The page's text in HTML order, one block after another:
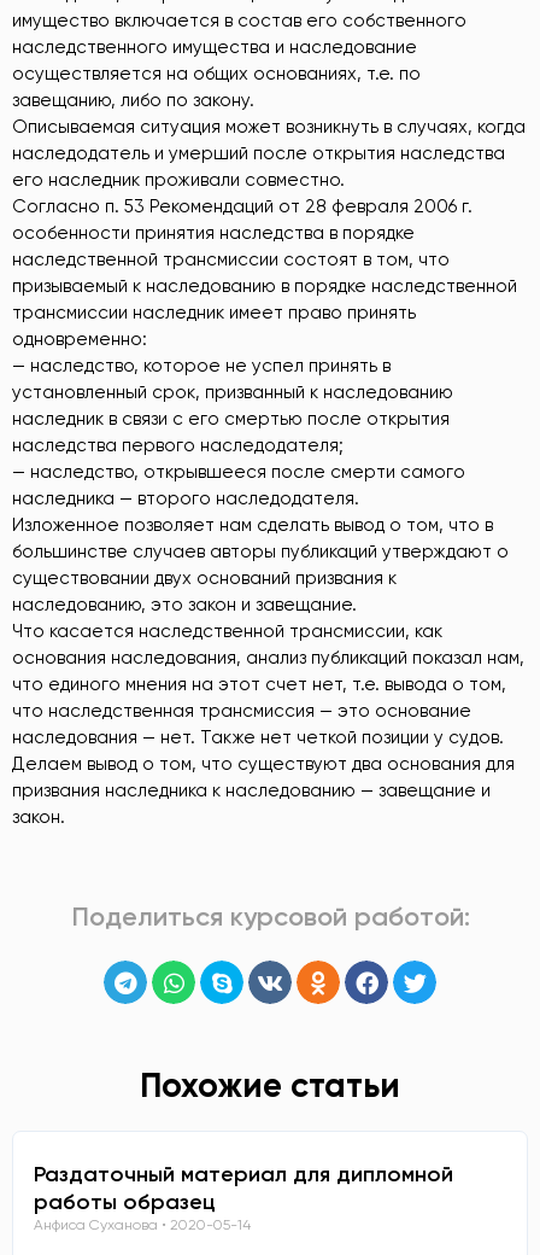
имущество включается в состав его собственного
наследственного имущества и наследование
осуществляется на общих основаниях, т.е. по
завещанию, либо по закону.
Описываемая ситуация может возникнуть в случаях, когда
наследодатель и умерший после открытия наследства
его наследник проживали совместно.
Согласно п. 53 Рекомендаций от 28 февраля 2006 г.
особенности принятия наследства в порядке
наследственной трансмиссии состоят в том, что
призываемый к наследованию в порядке наследственной
трансмиссии наследник имеет право принять
одновременно:
— наследство, которое не успел принять в
установленный срок, призванный к наследованию
наследник в связи с его смертью после открытия
наследства первого наследодателя;
— наследство, открывшееся после смерти самого
наследника — второго наследодателя.
Изложенное позволяет нам сделать вывод о том, что в
большинстве случаев авторы публикаций утверждают о
существовании двух оснований призвания к
наследованию, это закон и завещание.
Что касается наследственной трансмиссии, как
основания наследования, анализ публикаций показал нам,
что единого мнения на этот счет нет, т.е. вывода о том,
что наследственная трансмиссия — это основание
наследования — нет. Также нет четкой позиции у судов.
Делаем вывод о том, что существуют два основания для
призвания наследника к наследованию — завещание и
закон.
Поделиться курсовой работой:
Похожие статьи
Раздаточный материал для дипломной
работы образец
Анфиса Суханова 2020-05-14